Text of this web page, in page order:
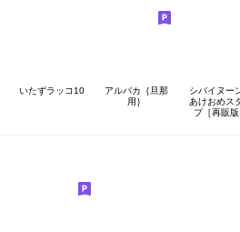
いたずラッコ10
アルバカ｛旦那
用｝
シバイヌー
あけおめス
プ［再販